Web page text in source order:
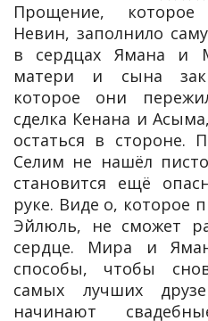
Прощение,
Невин, заполнило
в сердцах Ямана и
матери и сына
которое они
сделка Кенана и
остаться в стороне.
Селим не нашёл
становится ещё
руке. Виде о, которое
Эйлюль, не сможет
сердце. Мира и
способы, чтобы
самых лучших
начинают